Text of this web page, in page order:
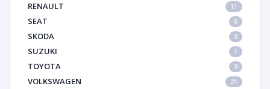
RENAULT 11
SEAT 6
SKODA 3
SUZUKI 1
TOYOTA 3
VOLKSWAGEN 21